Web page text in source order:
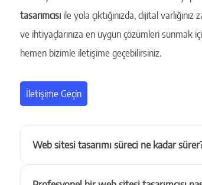
tasarımcısıile yola çıktığınızda, dijital
ve ihtiyaçlarınıza en uygun çözümleri sunmak
hemen bizimle iletişime geçebilirsiniz.
İletişime Geçin
Web sitesi tasarımı süreci ne kadar